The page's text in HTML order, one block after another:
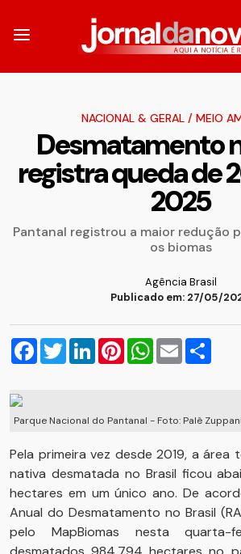
NACIONAL & GERAL / MEIO
Desmatamento
registra queda de
2025
Pantanal registrou a maior redução
os biomas
Agência Brasil
Publicado em: 27/05/
Facebook
TwitterLinkedInPinterestWhatsApp
Email
Parque Nacional do Pantanal - Foto: Palê
Pela primeira vez desde 2019, a
nativa desmatada no Brasil ficou
hectares em um único ano. De
Anual do Desmatamento no Brasil
pelo MapBiomas nesta quarta-